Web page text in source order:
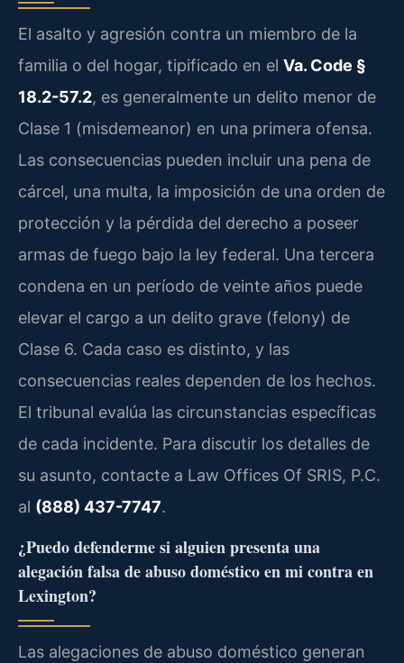
El asalto y agresión contra un miembro de la
familia o del hogar, tipificado en el Va. Code §
18.2-57.2, es generalmente un delito menor de
Clase 1 (misdemeanor) en una primera ofensa.
Las consecuencias pueden incluir una pena de
cárcel, una multa, la imposición de una orden de
protección y la pérdida del derecho a poseer
armas de fuego bajo la ley federal. Una tercera
condena en un período de veinte años puede
elevar el cargo a un delito grave (felony) de
Clase 6. Cada caso es distinto, y las
consecuencias reales dependen de los hechos.
El tribunal evalúa las circunstancias específicas
de cada incidente. Para discutir los detalles de
su asunto, contacte a Law Offices Of SRIS, P.C.
al (888) 437-7747.
¿Puedo defenderme si alguien presenta una
alegación falsa de abuso doméstico en mi contra en
Lexington?
Las alegaciones de abuso doméstico generan